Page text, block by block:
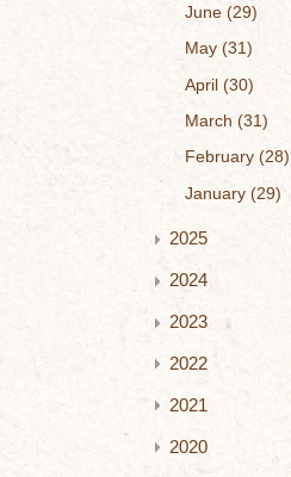
June 29
May 31
April 30
March
31
February 28
January 29
2025
2024
2023
2022
2021
2020